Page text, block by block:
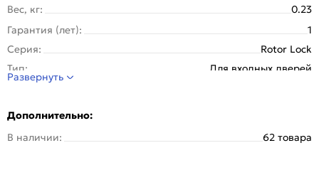
Вес, кг:
0.23
Гарантия (лет):
1
Серия:
Rotor Lock
Тип:
Для входных дверей
Развернуть
Дополнительно:
В наличии:
62 товара